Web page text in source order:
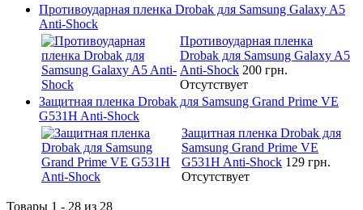
Противоударная пленка Drobak для Samsung Galaxy A5
Anti-Shock
Противоударная пленка
Drobak для Samsung Galaxy A5
Anti-Shock 200 грн.
Отсутствует
Защитная пленка Drobak для Samsung Grand Prime VE
G531H Anti-Shock
Защитная пленка Drobak для
Samsung Grand Prime VE
G531H Anti-Shock 129 грн.
Отсутствует
Товары 1 - 28 из 28